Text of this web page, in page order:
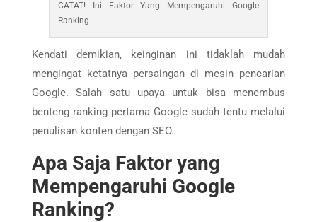
CATAT! Ini Faktor Yang Mempengaruhi Google
Ranking
Kendati demikian, keinginan ini tidaklah mudah
mengingat ketatnya persaingan di mesin pencarian
Google. Salah satu upaya untuk bisa menembus
benteng ranking pertama Google sudah tentu melalui
penulisan konten dengan SEO.
Apa Saja Faktor yang
Mempengaruhi Google
Ranking?